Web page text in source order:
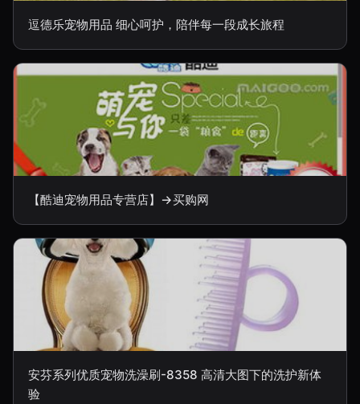
逗德乐宠物用品 细心呵护，陪伴每一段成长旅程
【酷迪宠物用品专营店】→买购网
安芬系列优质宠物洗澡刷-8358 高清大图下的洗护新体
验